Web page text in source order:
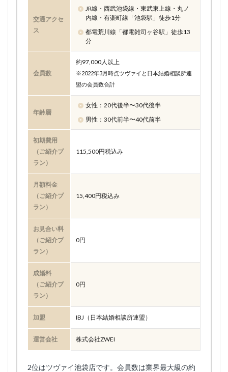
交通アクセ
ス
JR線・西武池袋線・東武東上線・丸ノ
内線・有楽町線「池袋駅」徒歩1分
都電荒川線「都電雑司ヶ谷駅」徒歩13
分
会員数
約97,000人以上
※2022年3月時点ツヴァイと日本結婚相談所連
盟の会員数合計
年齢層
女性：20代後半〜30代後半
男性：30代前半〜40代前半
初期費用
（ご紹介プ
ラン）
115,500円税込み
月額料金
（ご紹介プ
ラン）
15,400円税込み
お見合い料
（ご紹介プ
ラン）
0円
成婚料
（ご紹介プ
ラン）
0円
加盟 IBJ（日本結婚相談所連盟）
運営会社 株式会社ZWEI
2位はツヴァイ池袋店です。会員数は業界最大級の約